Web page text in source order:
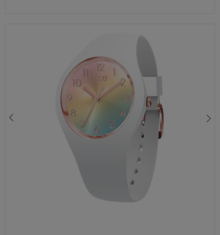
ZEGAREK DLA DZIEWCZYNKI ICE-WATCH 016721 – KOLOROWY JEDNOROŻEC, WODOSZCZELNY 100M, SILIKONOWY PASEK
390,00 zł